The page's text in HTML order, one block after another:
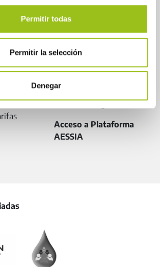
Permitir todas
Permitir la selección
Denegar
Directorio de profesionales
Tutoriales
Acceso a Pegasso
Acceso a Plataforma
AESSIA